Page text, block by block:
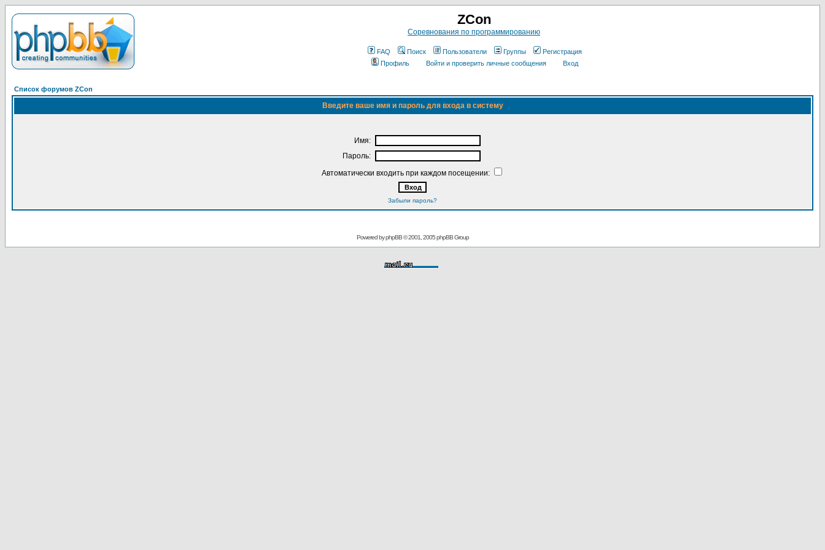
ZCon
Соревнования по программированию
FAQ Поиск Пользователи Группы
Регистрация
Профиль
Войти и проверить личные сообщения Вход
Список форумов ZCon
Введите ваше имя и пароль для входа в систему
Имя:
Пароль:
Автоматически входить при каждом посещении:
Забыли пароль?
Powered byphpBB© 2001, 2005 phpBB Group